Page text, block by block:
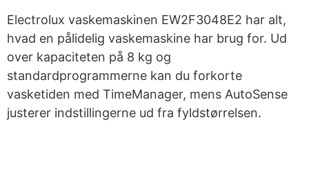
Electrolux vaskemaskinen EW2F3048E2 har alt,
hvad en pålidelig vaskemaskine har brug for. Ud
over kapaciteten på 8 kg og
standardprogrammerne kan du forkorte
vasketiden med TimeManager, mens AutoSense
justerer indstillingerne ud fra fyldstørrelsen.